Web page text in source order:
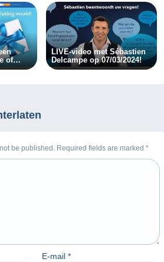
of
LIVE-video met Sébastien
Delcampe op 07/03/2024!
be published. Required fields are marked *
E-mail *